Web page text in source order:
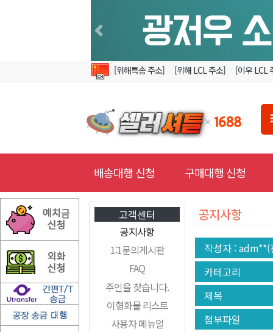
Previous
[위해특송 주소] [위해 LCL 주소] [이우 LCL
배송대행 신청 구매대행 신청
고객센터
공지사항
1:1문의게시판
FAQ
주인을 찾습니다.
이형화물 리스트
사용자 메뉴얼
공지사항
작성자 : adm**(
카테고리
제목
첨부파일